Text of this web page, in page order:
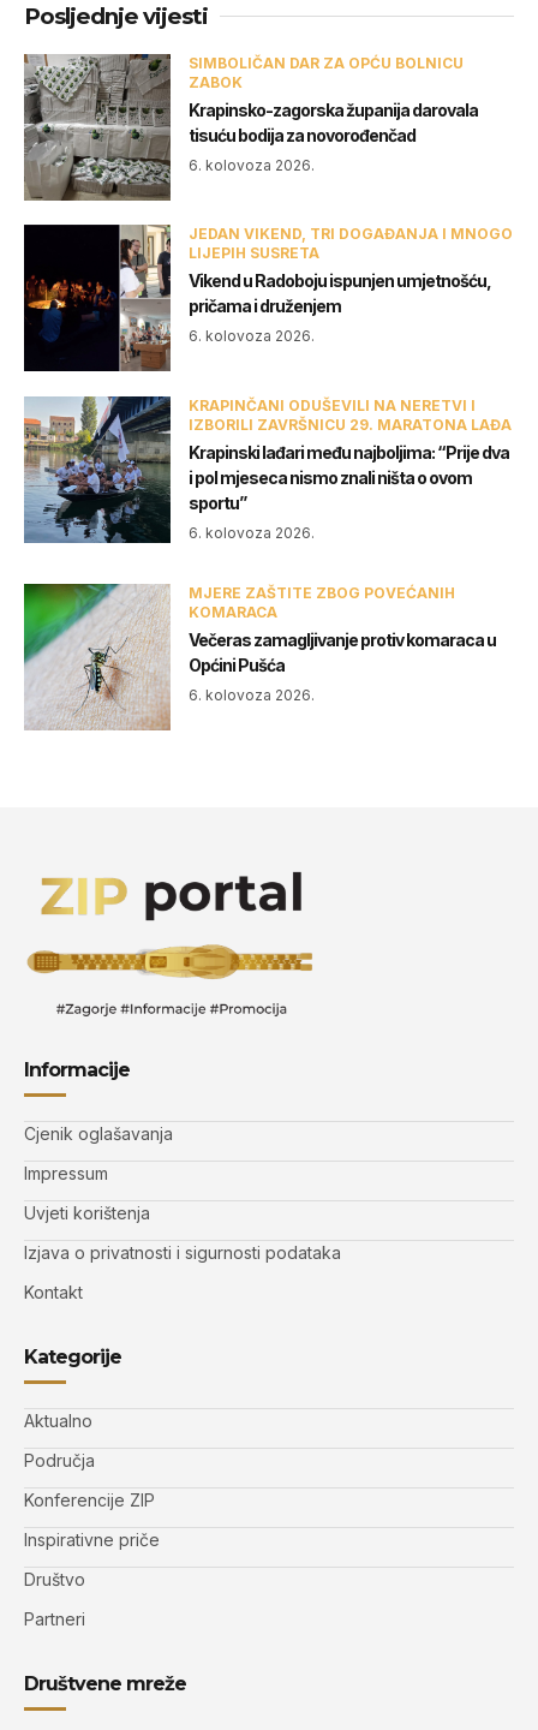
Posljednje vijesti
SIMBOLIČAN DAR ZA OPĆU BOLNICU
ZABOK
Krapinsko-zagorska županija darovala
tisuću bodija za novorođenčad
6. kolovoza 2026.
JEDAN VIKEND, TRI DOGAĐANJA I MNOGO
LIJEPIH SUSRETA
Vikend u Radoboju ispunjen umjetnošću,
pričama i druženjem
6. kolovoza 2026.
KRAPINČANI ODUŠEVILI NA NERETVI I
IZBORILI ZAVRŠNICU 29. MARATONA LAĐA
Krapinski lađari među najboljima: “Prije dva
i pol mjeseca nismo znali ništa o ovom
sportu”
6. kolovoza 2026.
MJERE ZAŠTITE ZBOG POVEĆANIH
KOMARACA
Večeras zamagljivanje protiv komaraca u
Općini Pušća
6. kolovoza 2026.
Informacije
Cjenik oglašavanja
Impressum
Uvjeti korištenja
Izjava o privatnosti i sigurnosti podataka
Kontakt
Kategorije
Aktualno
Područja
Konferencije ZIP
Inspirativne priče
Društvo
Partneri
Društvene mreže